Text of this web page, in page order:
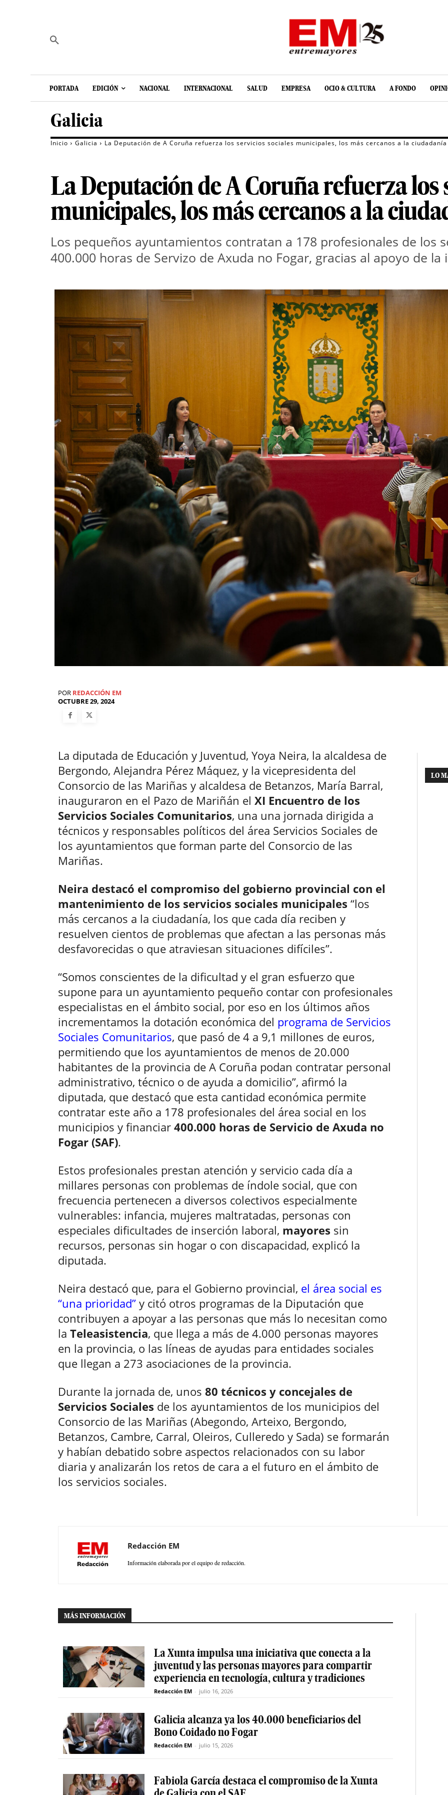
PORTADA EDICIÓN NACIONAL INTERNACIONAL SALUD EMPRESA OCIO & CULTURA A FONDO
Galicia
Inicio Galicia La Deputación de A Coruña refuerza los servicios sociales municipales, los más cercanos a la ciudadanía
La Deputación de A Coruña refuerza los
municipales, los más cercanos a la
Los pequeños ayuntamientos contratan a 178 profesionales de los
400.000 horas de Servizo de Axuda no Fogar, gracias al apoyo de
POR REDACCIÓN EM
OCTUBRE 29, 2024
La diputada de Educación y Juventud, Yoya Neira, la alcaldesa de
Bergondo, Alejandra Pérez Máquez, y la vicepresidenta del
Consorcio de las Mariñas y alcaldesa de Betanzos, María Barral,
inauguraron en el Pazo de Mariñán el XI Encuentro de los
Servicios Sociales Comunitarios, una una jornada dirigida a
técnicos y responsables políticos del área Servicios Sociales de
los ayuntamientos que forman parte del Consorcio de las
Mariñas.
Neira destacó el compromiso del gobierno provincial con el
mantenimiento de los servicios sociales municipales “los
más cercanos a la ciudadanía, los que cada día reciben y
resuelven cientos de problemas que afectan a las personas más
desfavorecidas o que atraviesan situaciones difíciles”.
“Somos conscientes de la dificultad y el gran esfuerzo que
supone para un ayuntamiento pequeño contar con profesionales
especialistas en el ámbito social, por eso en los últimos años
incrementamos la dotación económica del programa de Servicios
Sociales Comunitarios, que pasó de 4 a 9,1 millones de euros,
permitiendo que los ayuntamientos de menos de 20.000
habitantes de la provincia de A Coruña podan contratar personal
administrativo, técnico o de ayuda a domicilio”, afirmó la
diputada, que destacó que esta cantidad económica permite
contratar este año a 178 profesionales del área social en los
municipios y financiar 400.000 horas de Servicio de Axuda no
Fogar (SAF).
Estos profesionales prestan atención y servicio cada día a
millares personas con problemas de índole social, que con
frecuencia pertenecen a diversos colectivos especialmente
vulnerables: infancia, mujeres maltratadas, personas con
especiales dificultades de inserción laboral, mayores sin
recursos, personas sin hogar o con discapacidad, explicó la
diputada.
Neira destacó que, para el Gobierno provincial, el área social es
“una prioridad” y citó otros programas de la Diputación que
contribuyen a apoyar a las personas que más lo necesitan como
la Teleasistencia, que llega a más de 4.000 personas mayores
en la provincia, o las líneas de ayudas para entidades sociales
que llegan a 273 asociaciones de la provincia.
Durante la jornada de, unos 80 técnicos y concejales de
Servicios Sociales de los ayuntamientos de los municipios del
Consorcio de las Mariñas (Abegondo, Arteixo, Bergondo,
Betanzos, Cambre, Carral, Oleiros, Culleredo y Sada) se formarán
y habían debatido sobre aspectos relacionados con su labor
diaria y analizarán los retos de cara a el futuro en el ámbito de
los servicios sociales.
LO
Redacción EM
Información elaborada por el equipo de redacción.
MÁS INFORMACIÓN
La Xunta impulsa una iniciativa que conecta a la
juventud y las personas mayores para compartir
experiencia en tecnología, cultura y tradiciones
Redacción EM - julio 16, 2026
Galicia alcanza ya los 40.000 beneficiarios del
Bono Coidado no Fogar
Redacción EM - julio 15, 2026
Fabiola García destaca el compromiso de la Xunta